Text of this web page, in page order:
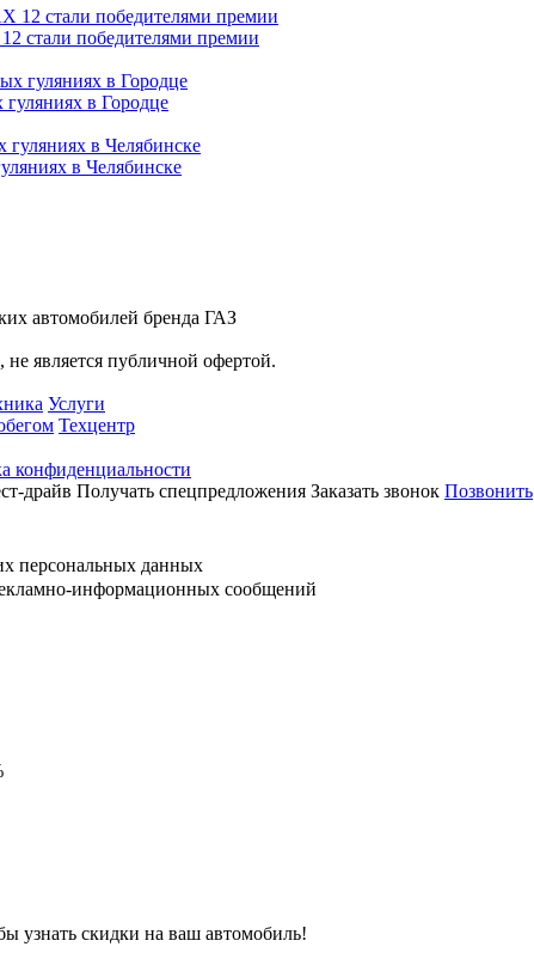
стали победителями премии
в Городце
в Челябинске
автомобилей бренда ГАЗ
является публичной офертой.
Услуги
Техцентр
конфиденциальности
драйв Получать спецпредложения Заказать звонок Позвонить
персональных данных
информационных сообщений
узнать скидки на ваш автомобиль!